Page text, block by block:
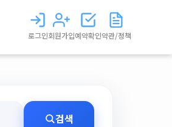
로그인회원가입예약확인약관/정책
검색